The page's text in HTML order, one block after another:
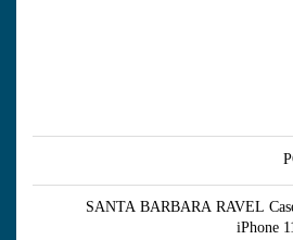
SANTA BARBARA RAVEL
iPhone